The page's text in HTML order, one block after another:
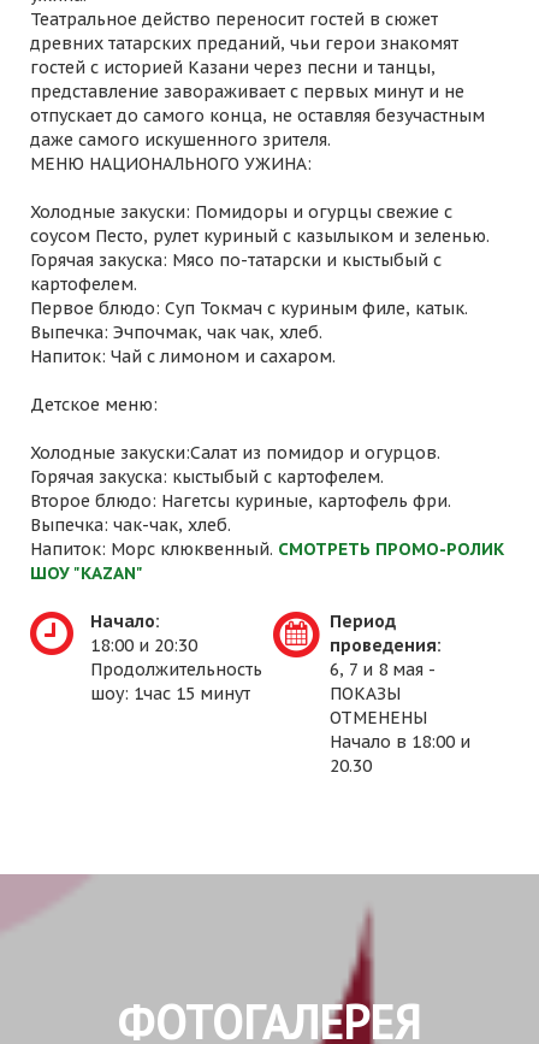
Театральное действо переносит гостей в сюжет
древних татарских преданий, чьи герои знакомят
гостей с историей Казани через песни и танцы,
представление завораживает с первых минут и не
отпускает до самого конца, не оставляя безучастным
даже самого искушенного зрителя.
МЕНЮ НАЦИОНАЛЬНОГО УЖИНА:
Холодные закуски: Помидоры и огурцы свежие с
соусом Песто, рулет куриный с казылыком и зеленью.
Горячая закуска: Мясо по-татарски и кыстыбый с
картофелем.
Первое блюдо: Суп Токмач с куриным филе, катык.
Выпечка: Эчпочмак, чак чак, хлеб.
Напиток: Чай с лимоном и сахаром.
Детское меню:
Холодные закуски:Салат из помидор и огурцов.
Горячая закуска: кыстыбый с картофелем.
Второе блюдо: Нагетсы куриные, картофель фри.
Выпечка: чак-чак, хлеб.
Напиток: Морс клюквенный. СМОТРЕТЬ ПРОМО-РОЛИК
ШОУ "KAZAN"
Начало:
18:00 и 20:30
Продолжительность
шоу: 1час 15 минут
Период
проведения:
6, 7 и 8 мая -
ПОКАЗЫ
ОТМЕНЕНЫ
Начало в 18:00 и
20.30
ФОТОГАЛЕРЕЯ